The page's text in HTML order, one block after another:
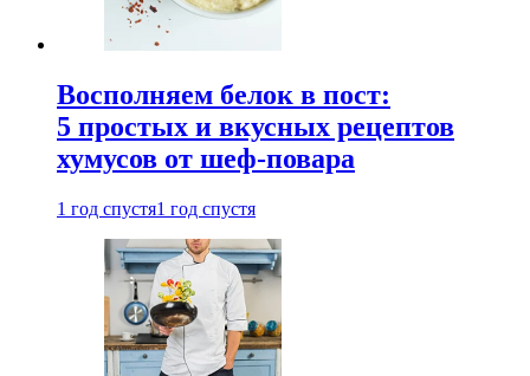
Восполняем белок в пост:
5 простых и вкусных рецептов
хумусов от шеф-повара
1 год спустя1 год спустя